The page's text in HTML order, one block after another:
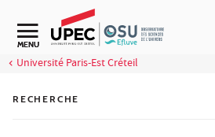
Aller au contenu
Navigation secondaire
MENU
Université Paris-Est Créteil
RECHERCHE